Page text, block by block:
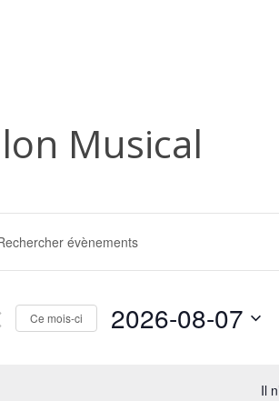
Il
Musical
Ce mois-ci 2026-08-07